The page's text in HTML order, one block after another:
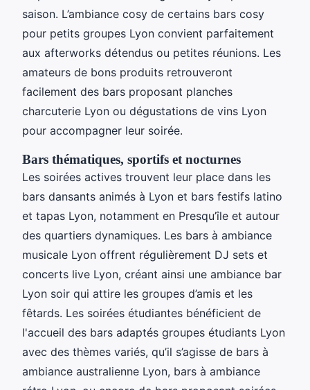
saison. L’ambiance cosy de certains bars cosy
pour petits groupes Lyon convient parfaitement
aux afterworks détendus ou petites réunions. Les
amateurs de bons produits retrouveront
facilement des bars proposant planches
charcuterie Lyon ou dégustations de vins Lyon
pour accompagner leur soirée.
Bars thématiques, sportifs et nocturnes
Les soirées actives trouvent leur place dans les
bars dansants animés à Lyon et bars festifs latino
et tapas Lyon, notamment en Presqu’île et autour
des quartiers dynamiques. Les bars à ambiance
musicale Lyon offrent régulièrement DJ sets et
concerts live Lyon, créant ainsi une ambiance bar
Lyon soir qui attire les groupes d’amis et les
fêtards. Les soirées étudiantes bénéficient de
l'accueil des bars adaptés groupes étudiants Lyon
avec des thèmes variés, qu’il s’agisse de bars à
ambiance australienne Lyon, bars à ambiance